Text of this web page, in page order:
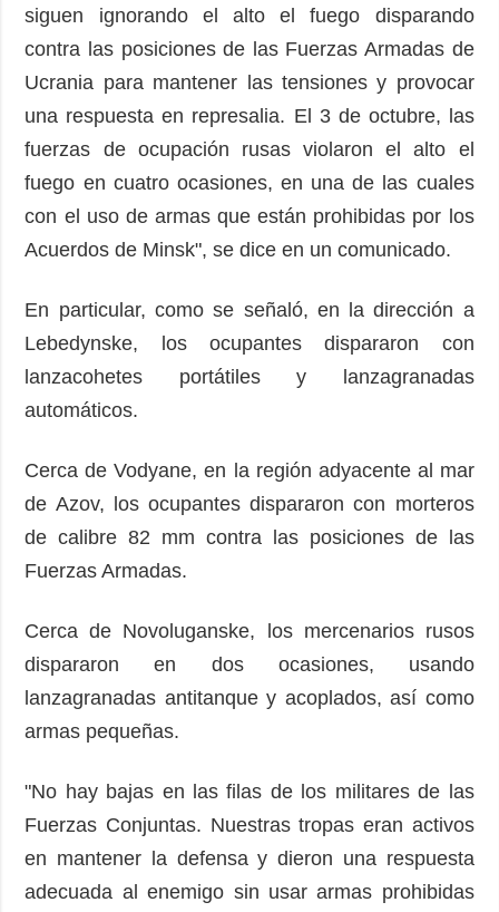
Podcasts
Publicaciones
Entrevistas
Fotos
Video
Releases
Suscripción
Banco de
imágenes
siguen ignorando el alto el fuego disparando
contra las posiciones de las Fuerzas Armadas de
Ucrania para mantener las tensiones y provocar
una respuesta en represalia. El 3 de octubre, las
fuerzas de ocupación rusas violaron el alto el
fuego en cuatro ocasiones, en una de las cuales
con el uso de armas que están prohibidas por los
Acuerdos de Minsk", se dice en un comunicado.
En particular, como se señaló, en la dirección a
Lebedynske, los ocupantes dispararon con
lanzacohetes portátiles y lanzagranadas
automáticos.
Cerca de Vodyane, en la región adyacente al mar
de Azov, los ocupantes dispararon con morteros
de calibre 82 mm contra las posiciones de las
Fuerzas Armadas.
Cerca de Novoluganske, los mercenarios rusos
dispararon en dos ocasiones, usando
lanzagranadas antitanque y acoplados, así como
armas pequeñas.
"No hay bajas en las filas de los militares de las
Fuerzas Conjuntas. Nuestras tropas eran activos
en mantener la defensa y dieron una respuesta
adecuada al enemigo sin usar armas prohibidas